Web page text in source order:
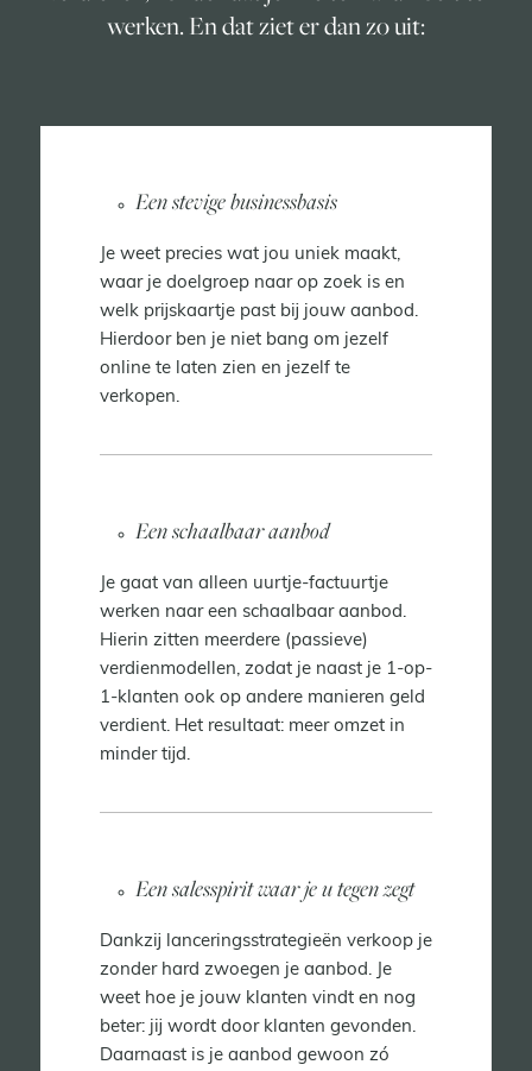
werken. En dat ziet er dan zo uit:
Een stevige businessbasis
Je weet precies wat jou uniek maakt,
waar je doelgroep naar op zoek is en
welk prijskaartje past bij jouw aanbod.
Hierdoor ben je niet bang om jezelf
online te laten zien en jezelf te
verkopen.
Een schaalbaar aanbod
Je gaat van alleen uurtje-factuurtje
werken naar een schaalbaar aanbod.
Hierin zitten meerdere (passieve)
verdienmodellen, zodat je naast je 1-op-
1-klanten ook op andere manieren geld
verdient. Het resultaat: meer omzet in
minder tijd.
Een salesspirit waar je u tegen zegt
Dankzij lanceringsstrategieën verkoop je
zonder hard zwoegen je aanbod. Je
weet hoe je jouw klanten vindt en nog
beter: jij wordt door klanten gevonden.
Daarnaast is je aanbod gewoon zó